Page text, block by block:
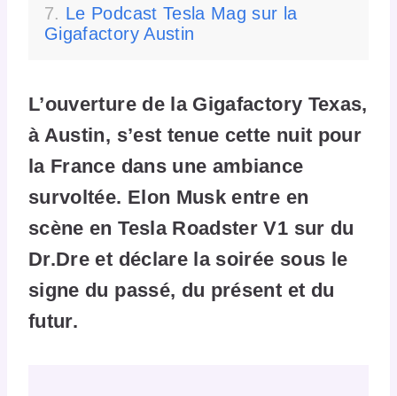
Le Podcast Tesla Mag sur la
Gigafactory Austin
L’ouverture de la Gigafactory Texas,
à Austin, s’est tenue cette nuit pour
la France dans une ambiance
survoltée. Elon Musk entre en
scène en Tesla Roadster V1 sur du
Dr.Dre et déclare la soirée sous le
signe du passé, du présent et du
futur.